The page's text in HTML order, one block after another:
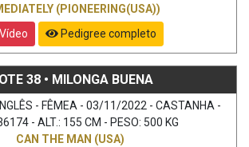
(PIONEERING(USA))
Vídeo
Pedigree completo
38 • MILONGA BUENA
- FÊMEA - 03/11/2022 - CASTANHA -
- ALT.: 155 CM - PESO: 500 KG
CAN THE MAN (USA)